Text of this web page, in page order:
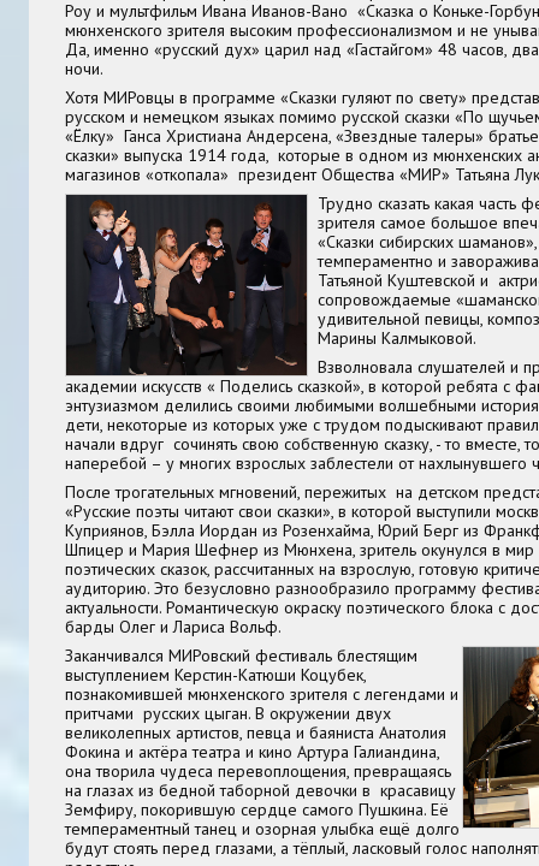
Роу и мультфильм Ивана Иванов-Вано «Сказка о Коньке-
мюнхенского зрителя высоким профессионализмом и не
Да, именно «русский дух» царил над «Гастайгом» 48 часов,
ночи.
Хотя МИРовцы в программе «Сказки гуляют по свету»
русском и немецком языках помимо русской сказки «По
«Ёлку» Ганса Христиана Андерсена, «Звездные талеры»
сказки» выпуска 1914 года, которые в одном из мюнхенских
магазинов «откопала» президент Общества «МИР» Татьяна
Трудно сказать какая часть
зрителя самое большое
«Сказки сибирских
темпераментно и
Татьяной Куштевской и
сопровождаемые
удивительной певицы,
Марины Калмыковой.
Взволновала слушателей и
академии искусств « Поделись сказкой», в которой ребята с
энтузиазмом делились своими любимыми волшебными
дети, некоторые из которых уже с трудом подыскивают
начали вдруг сочинять свою собственную сказку, - то вместе,
наперебой – у многих взрослых заблестели от нахлынувшего
После трогательных мгновений, пережитых на детском
«Русские поэты читают свои сказки», в которой выступили
Куприянов, Бэлла Иордан из Розенхайма, Юрий Берг из
Шпицер и Мария Шефнер из Мюнхена, зритель окунулся в
поэтических сказок, рассчитанных на взрослую, готовую
аудиторию. Это безусловно разнообразило программу
актуальности. Романтическую окраску поэтического блока с
барды Олег и Лариса Вольф.
Заканчивался МИРовский фестиваль блестящим
выступлением Керстин-Катюши Коцубек,
познакомившей мюнхенского зрителя с легендами и
притчами русских цыган. В окружении двух
великолепных артистов, певца и баяниста Анатолия
Фокина и актёра театра и кино Артура Галиандина,
она творила чудеса перевоплощения, превращаясь
на глазах из бедной таборной девочки в красавицу
Земфиру, покорившую сердце самого Пушкина. Её
темпераментный танец и озорная улыбка ещё долго
будут стоять перед глазами, а тёплый, ласковый голос